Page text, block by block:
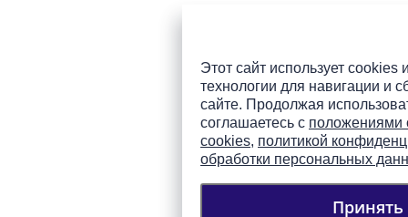
Этот сайт использует cookies
технологии для навигации и
сайте. Продолжая
соглашаетесь с положениями
cookies, политикой
обработки персональных
Принять